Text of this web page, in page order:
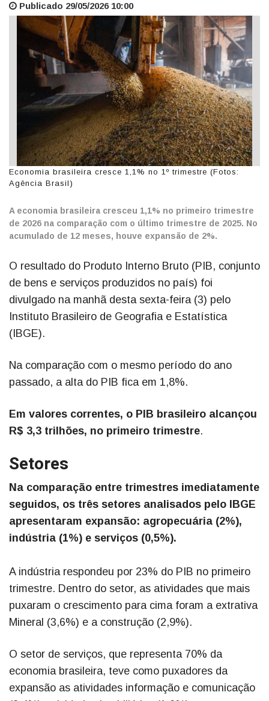
Publicado 29/05/2026 10:00
Economia brasileira cresce 1,1% no 1º trimestre (Fotos:
Agência Brasil)
A economia brasileira cresceu 1,1% no primeiro trimestre
de 2026 na comparação com o último trimestre de 2025. No
acumulado de 12 meses, houve expansão de 2%.
O resultado do Produto Interno Bruto (PIB, conjunto
de bens e serviços produzidos no país) foi
divulgado na manhã desta sexta-feira (3) pelo
Instituto Brasileiro de Geografia e Estatística
(IBGE).
Na comparação com o mesmo período do ano
passado, a alta do PIB fica em 1,8%.
Em valores correntes, o PIB brasileiro alcançou
R$ 3,3 trilhões, no primeiro trimestre.
Setores
Na comparação entre trimestres imediatamente
seguidos, os três setores analisados pelo IBGE
apresentaram expansão: agropecuária (2%),
indústria (1%) e serviços (0,5%).
A indústria respondeu por 23% do PIB no primeiro
trimestre. Dentro do setor, as atividades que mais
puxaram o crescimento para cima foram a extrativa
Mineral (3,6%) e a construção (2,9%).
O setor de serviços, que representa 70% da
economia brasileira, teve como puxadores da
expansão as atividades informação e comunicação